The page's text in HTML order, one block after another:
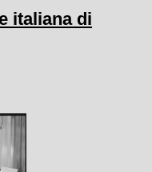
italiana di